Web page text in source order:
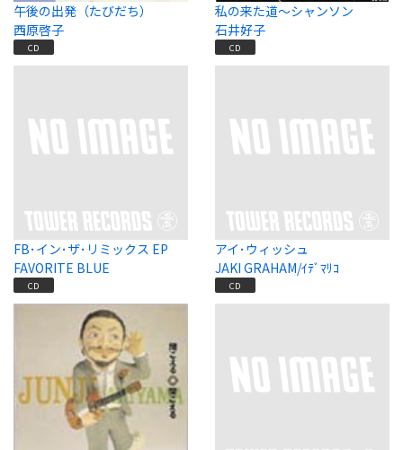
午後の出発（たびだち）
西原啓子
CD
私の来た道～シャンソン
石井好子
CD
FB･イン･ザ･リミックス EP
FAVORITE BLUE
CD
アイ･ウィッシュ
JAKI GRAHAM/ｲﾃﾞﾏﾘｺ
CD